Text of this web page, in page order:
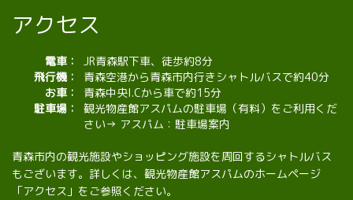
アクセス
電車：
JR青森駅下車、徒歩約8分
飛行機：
青森空港から青森市内行きシャトルバスで約40分
お車：
青森中央I.Cから車で約15分
駐車場：
観光物産館アスパムの駐車場（有料）をご利用くだ
さい→ アスパム：駐車場案内
青森市内の観光施設やショッピング施設を周回するシャトルバス
もございます。詳しくは、 観光物産館アスパムのホームページ
「アクセス」 をご参照ください。